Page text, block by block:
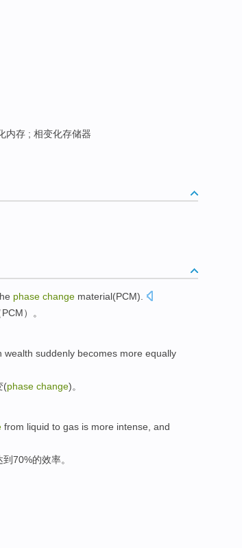
内存 ; 相变化存储器
phase change material(PCM).
PCM）。
wealth suddenly becomes more equally
(phase change)。
from liquid to gas is more intense , and
到70%的效率。